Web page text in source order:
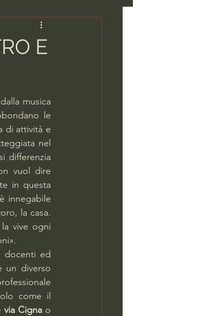
E
musica
le
di attività e
nel
differenzia
vuol dire
in questa
innegabile
la casa.
vive ogni
docenti ed
un diverso
come il
via Cigna o